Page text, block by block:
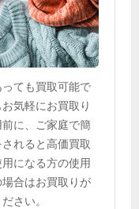
ても買取可能で
気軽にお買取り
に、ご家庭で簡
れると高価買取
になる方の使用
合はお買取りが
さい。